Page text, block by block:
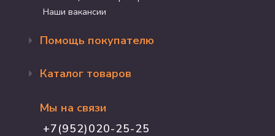
Наши вакансии
Помощь покупателю
Доставка и оплата
Программа лояльности
График работы
Каталог товаров
Акции
Для кошек
Мы на связи
+7(952)020-25-25